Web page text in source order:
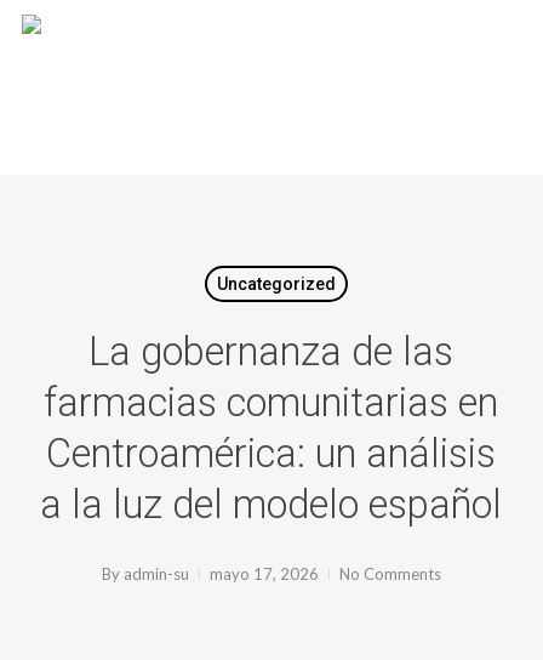
Skip
Uncategorized
La gobernanza de las
farmacias comunitarias en
Centroamérica: un análisis
a la luz del modelo español
By admin-su mayo 17, 2026 No Comments